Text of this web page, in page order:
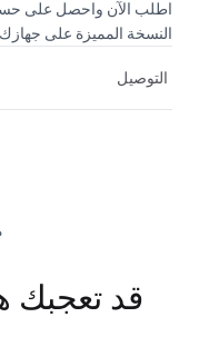
اطلب الآن واحصل على
النسخة المميزة على
التوصيل
قد تعجبك